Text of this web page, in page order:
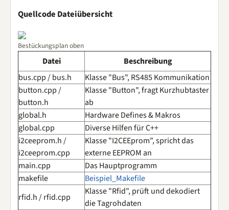
Quellcode Dateiübersicht
Bestückungsplan oben
Datei
Beschreibung
bus.cpp / bus.h
Klasse "Bus", RS485 Kommunikation
button.cpp /
button.h
Klasse "Button", fragt Kurzhubtaster
ab
global.h
Hardware Defines & Makros
global.cpp
Diverse Hilfen für C++
i2ceeprom.h /
i2ceeprom.cpp
Klasse "I2CEEprom", spricht das
externe EEPROM an
main.cpp
Das Hauptprogramm
makefile
Beispiel_Makefile
rfid.h / rfid.cpp
Klasse "Rfid", prüft und dekodiert
die Tagrohdaten